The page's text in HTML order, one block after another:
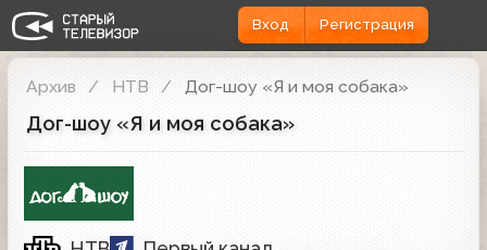
Вход Регистрация
Архив НТВ Дог-шоу «Я и моя собака»
Дог-шоу «Я и моя собака»